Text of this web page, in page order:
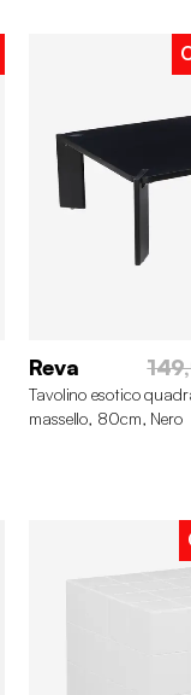
Reva
Tavolino esotico
massello, 80cm, Nero